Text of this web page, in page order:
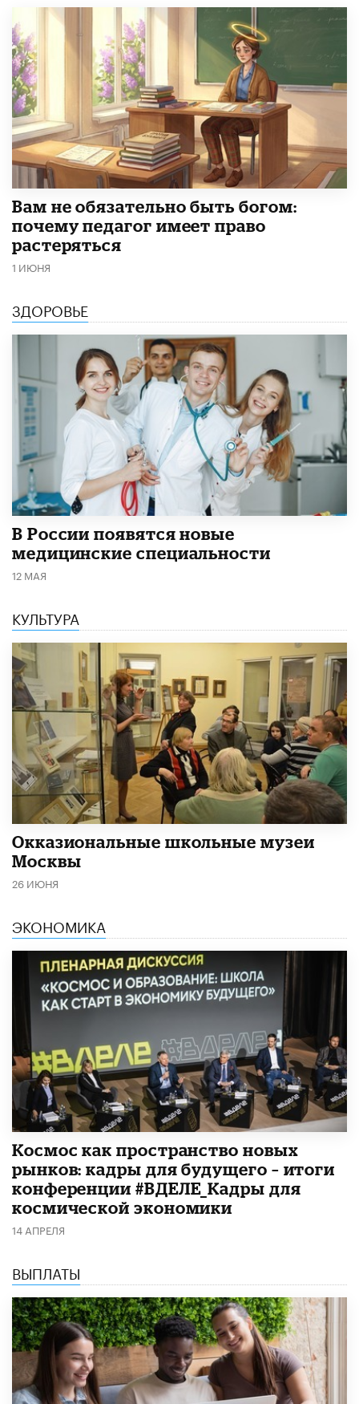
​Вам не обязательно быть богом:
почему педагог имеет право
растеряться
1 ИЮНЯ
ЗДОРОВЬЕ
В России появятся новые
медицинские специальности
12 МАЯ
КУЛЬТУРА
​Окказиональные школьные музеи
Москвы
26 ИЮНЯ
ЭКОНОМИКА
Космос как пространство новых
рынков: кадры для будущего – итоги
конференции #ВДЕЛЕ_Кадры для
космической экономики
14 АПРЕЛЯ
ВЫПЛАТЫ